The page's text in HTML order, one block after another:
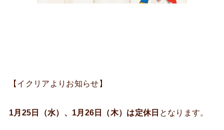
【イクリアよりお知らせ】
1月25日（水）、1月26日（木）は定休日 となります。